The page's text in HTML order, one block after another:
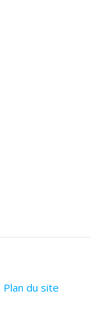
Plan du site